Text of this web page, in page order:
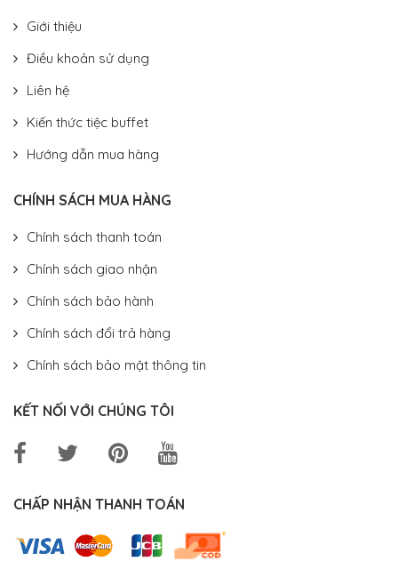
Giới thiệu
Điều khoản sử dụng
Liên hệ
Kiến thức tiệc buffet
Hướng dẫn mua hàng
CHÍNH SÁCH MUA HÀNG
Chính sách thanh toán
Chính sách giao nhận
Chính sách bảo hành
Chính sách đổi trả hàng
Chính sách bảo mật thông tin
KẾT NỐI VỚI CHÚNG TÔI
CHẤP NHẬN THANH TOÁN